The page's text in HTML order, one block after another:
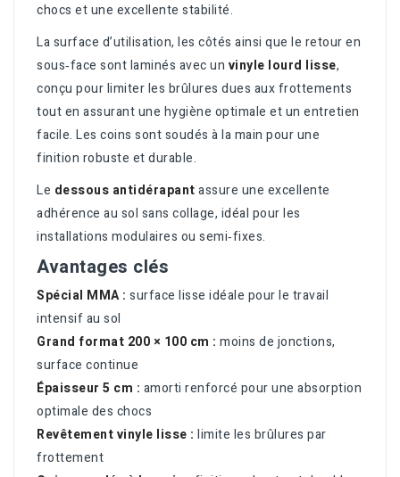
chocs et une excellente stabilité.
La surface d’utilisation, les côtés ainsi que le retour en
sous‑face sont laminés avec un vinyle lourd lisse,
conçu pour limiter les brûlures dues aux frottements
tout en assurant une hygiène optimale et un entretien
facile. Les coins sont soudés à la main pour une
finition robuste et durable.
Le dessous antidérapantassure une excellente
adhérence au sol sans collage, idéal pour les
installations modulaires ou semi‑fixes.
Avantages clés
Spécial MMA : surface lisse idéale pour le travail
intensif au sol
Grand format 200 × 100 cm : moins de jonctions,
surface continue
Épaisseur 5 cm : amorti renforcé pour une absorption
optimale des chocs
Revêtement vinyle lisse : limite les brûlures par
frottement